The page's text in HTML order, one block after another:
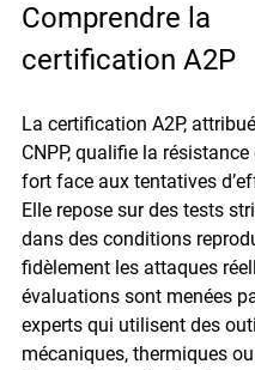
Comprendre la
certification A2P
La certification A2P,
CNPP, qualifie la résistance
fort face aux tentatives
Elle repose sur des tests
dans des conditions
fidèlement les attaques
évaluations sont menées
experts qui utilisent des
mécaniques, thermiques